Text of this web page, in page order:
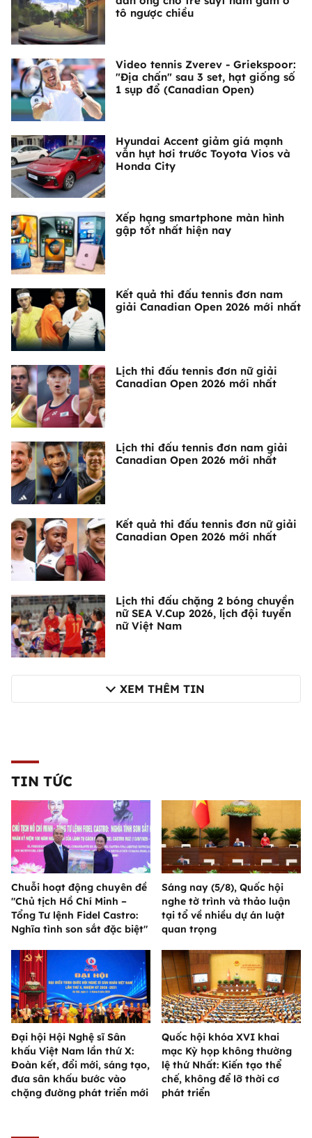
tô ngược chiều
Video tennis Zverev - Griekspoor:
"Địa chấn" sau 3 set, hạt giống số
1 sụp đổ (Canadian Open)
Hyundai Accent giảm giá mạnh
vẫn hụt hơi trước Toyota Vios và
Honda City
Xếp hạng smartphone màn hình
gập tốt nhất hiện nay
Kết quả thi đấu tennis đơn nam
giải Canadian Open 2026 mới nhất
Lịch thi đấu tennis đơn nữ giải
Canadian Open 2026 mới nhất
Lịch thi đấu tennis đơn nam giải
Canadian Open 2026 mới nhất
Kết quả thi đấu tennis đơn nữ giải
Canadian Open 2026 mới nhất
Lịch thi đấu chặng 2 bóng chuyền
nữ SEA V.Cup 2026, lịch đội tuyển
nữ Việt Nam
XEM THÊM TIN
TIN TỨC
Chuỗi hoạt động chuyên đề
"Chủ tịch Hồ Chí Minh –
Tổng Tư lệnh Fidel Castro:
Nghĩa tình son sắt đặc biệt"
Sáng nay (5/8), Quốc hội
nghe tờ trình và thảo luận
tại tổ về nhiều dự án luật
quan trọng
Đại hội Hội Nghệ sĩ Sân
khấu Việt Nam lần thứ X:
Đoàn kết, đổi mới, sáng tạo,
đưa sân khấu bước vào
chặng đường phát triển mới
Quốc hội khóa XVI khai
mạc Kỳ họp không thường
lệ thứ Nhất: Kiến tạo thể
chế, không để lỡ thời cơ
phát triển